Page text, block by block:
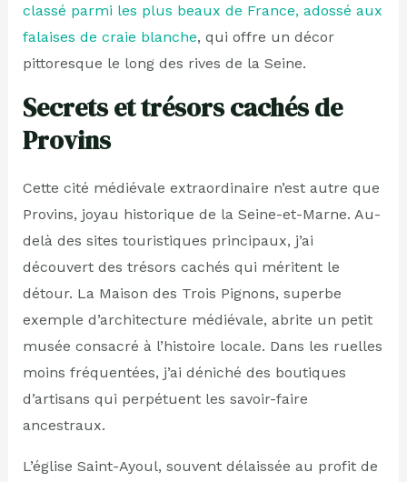
classé parmi les plus beaux de France, adossé aux
falaises de craie blanche, qui offre un décor
pittoresque le long des rives de la Seine.
Secrets et trésors cachés de
Provins
Cette cité médiévale extraordinaire n’est autre que
Provins, joyau historique de la Seine-et-Marne. Au-
delà des sites touristiques principaux, j’ai
découvert des trésors cachés qui méritent le
détour. La Maison des Trois Pignons, superbe
exemple d’architecture médiévale, abrite un petit
musée consacré à l’histoire locale. Dans les ruelles
moins fréquentées, j’ai déniché des boutiques
d’artisans qui perpétuent les savoir-faire
ancestraux.
L’église Saint-Ayoul, souvent délaissée au profit de